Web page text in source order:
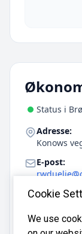
Status i
Adresse:
Konows
E-post:
Telefon:
Mobil:
Cookie
We use